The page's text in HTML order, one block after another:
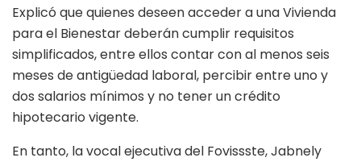
Explicó que quienes deseen acceder a una Vivienda
para el Bienestar deberán cumplir requisitos
simplificados, entre ellos contar con al menos seis
meses de antigüedad laboral, percibir entre uno y
dos salarios mínimos y no tener un crédito
hipotecario vigente.
En tanto, la vocal ejecutiva del Fovissste, Jabnely